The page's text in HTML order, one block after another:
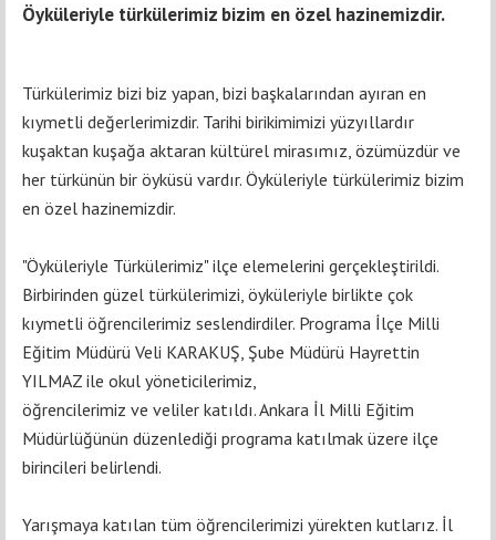
Öyküleriyle türkülerimiz bizim en özel hazinemizdir.
Türkülerimiz bizi biz yapan, bizi başkalarından ayıran en
kıymetli değerlerimizdir. Tarihi birikimimizi yüzyıllardır
kuşaktan kuşağa aktaran kültürel mirasımız, özümüzdür ve
her türkünün bir öyküsü vardır. Öyküleriyle türkülerimiz bizim
en özel hazinemizdir.
"Öyküleriyle Türkülerimiz" ilçe elemelerini gerçekleştirildi.
Birbirinden güzel türkülerimizi, öyküleriyle birlikte çok
kıymetli öğrencilerimiz seslendirdiler. Programa İlçe Milli
Eğitim Müdürü Veli KARAKUŞ, Şube Müdürü Hayrettin
YILMAZ ile okul yöneticilerimiz,
öğrencilerimiz ve veliler katıldı. Ankara İl Milli Eğitim
Müdürlüğünün düzenlediği programa katılmak üzere ilçe
birincileri belirlendi.
Yarışmaya katılan tüm öğrencilerimizi yürekten kutlarız. İl